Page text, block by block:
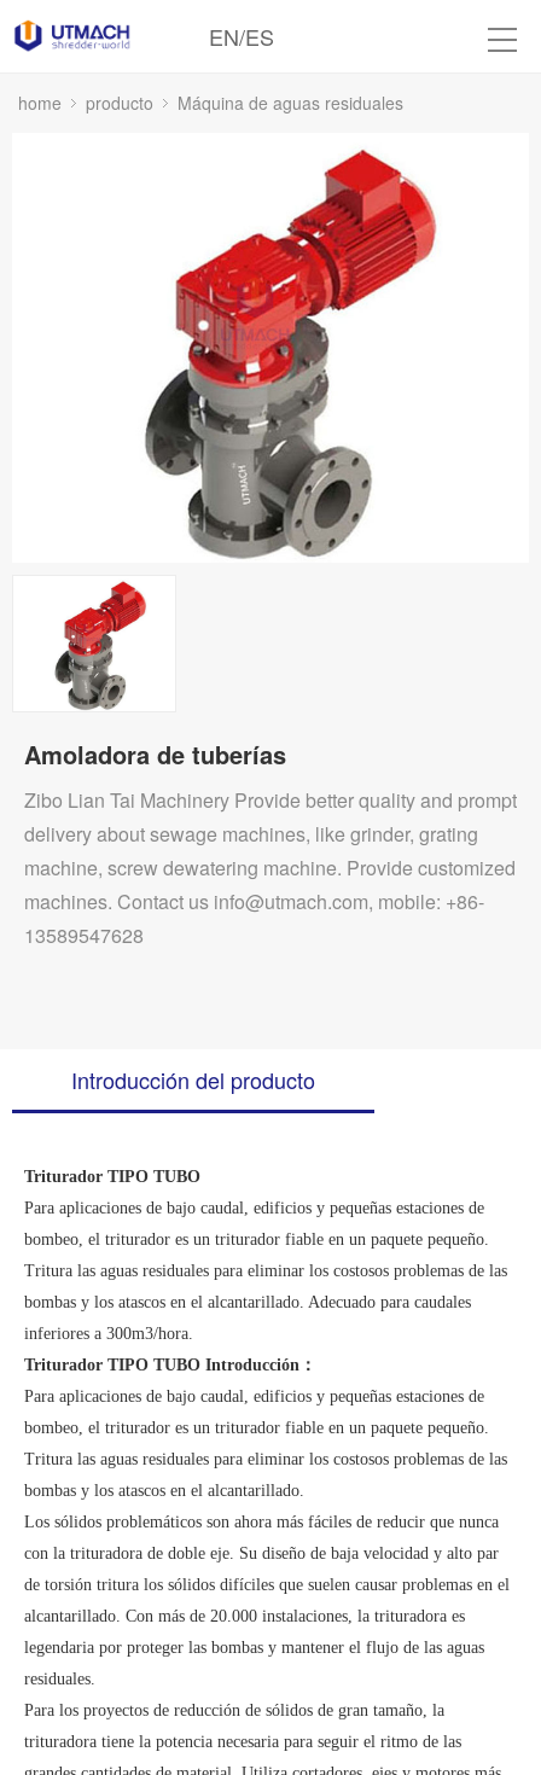
EN/ES
home producto Máquina de aguas residuales
Amoladora de tuberías
Zibo Lian Tai Machinery Provide better quality and prompt
delivery about sewage machines, like grinder, grating
machine, screw dewatering machine. Provide customized
machines. Contact us info@utmach.com, mobile: +86-
13589547628
Introducción del producto
Triturador TIPO TUBO
Para aplicaciones de bajo caudal, edificios y pequeñas estaciones de
bombeo, el triturador es un triturador fiable en un paquete pequeño.
Tritura las aguas residuales para eliminar los costosos problemas de las
bombas y los atascos en el alcantarillado. Adecuado para caudales
inferiores a 300m3/hora.
Triturador TIPO TUBO Introducción：
Para aplicaciones de bajo caudal, edificios y pequeñas estaciones de
bombeo, el triturador es un triturador fiable en un paquete pequeño.
Tritura las aguas residuales para eliminar los costosos problemas de las
bombas y los atascos en el alcantarillado.
Los sólidos problemáticos son ahora más fáciles de reducir que nunca
con la trituradora de doble eje. Su diseño de baja velocidad y alto par
de torsión tritura los sólidos difíciles que suelen causar problemas en el
alcantarillado. Con más de 20.000 instalaciones, la trituradora es
legendaria por proteger las bombas y mantener el flujo de las aguas
residuales.
Para los proyectos de reducción de sólidos de gran tamaño, la
trituradora tiene la potencia necesaria para seguir el ritmo de las